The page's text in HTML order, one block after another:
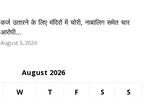
कर्ज उतारने के लिए मंदिरों में चोरी, नाबालिग समेत चार
आरोपी...
August 5, 2026
August 2026
W T F S S